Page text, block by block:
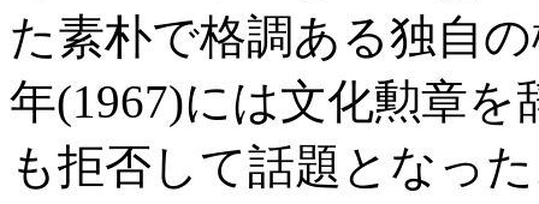
た素朴で格調ある独自
年(1967)には文化勲章を
も拒否して話題となっ